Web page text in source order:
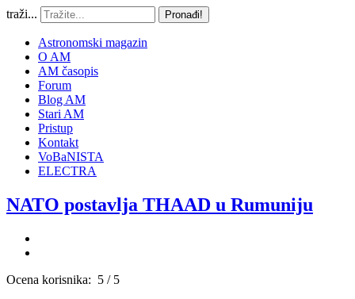
traži... Pronađi!
Astronomski magazin
O AM
AM časopis
Forum
Blog AM
Stari AM
Pristup
Kontakt
VoBaNISTA
ELECTRA
NATO postavlja THAAD u Rumuniju
Ocena korisnika: 5 / 5